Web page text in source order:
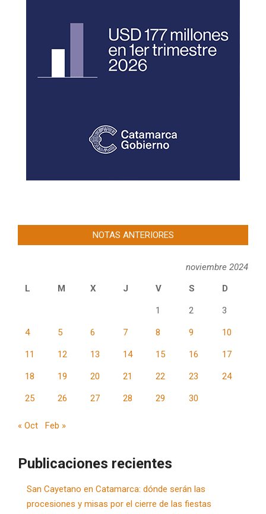
NOTAS ANTERIORES
noviembre 2024
L
M X J V S D
1 2 3
4 5 6 7 8 9 10
11 12 13 14 15 16 17
18 19 20 21 22 23 24
25 26 27 28 29 30
« Oct Feb »
Publicaciones recientes
San Cayetano en Catamarca: dónde serán las
procesiones y misas por el cierre de las fiestas